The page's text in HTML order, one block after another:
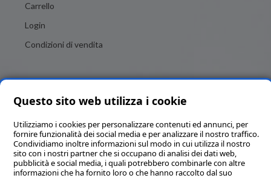
Carrello
Login
Condizioni di vendita
Brigitte Italia SRL - Numero REA MC - 82684 - P.IVA e C.F.
00325020436 - Codice SDI KRRH6B9 - Capitale sociale in Euro
11’190,00 interamente versato - PEC brigitteitalia@pec.it
Questo sito web utilizza i cookie
Utilizziamo i cookies per personalizzare contenuti ed annunci, per
fornire funzionalità dei social media e per analizzare il nostro traffico.
Condividiamo inoltre informazioni sul modo in cui utilizza il nostro
sito con i nostri partner che si occupano di analisi dei dati web,
pubblicità e social media, i quali potrebbero combinarle con altre
informazioni che ha fornito loro o che hanno raccolto dal suo